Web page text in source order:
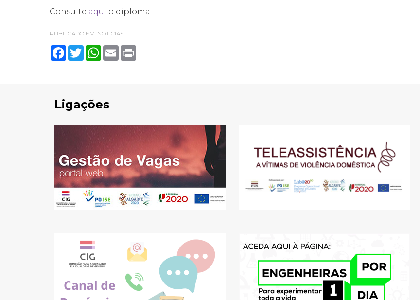
Consulte aqui o diploma.
PUBLICADO EM: NOTÍCIAS
Facebook
TwitterWhatsApp
Email
Ligações
Pesquisar
no